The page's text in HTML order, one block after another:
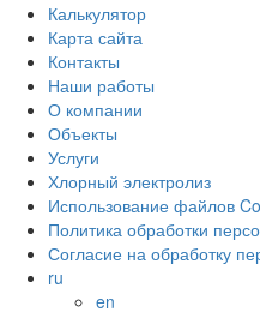
Калькулятор
Карта сайта
Контакты
Наши работы
О компании
Объекты
Услуги
Хлорный электролиз
Использование файлов
Политика обработки
Согласие на обработку
ru
en